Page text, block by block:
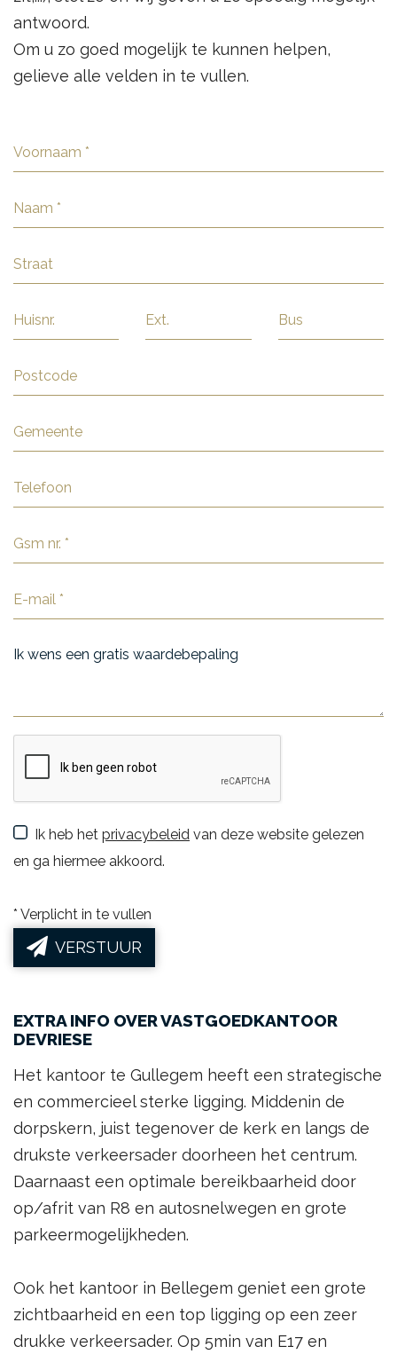
antwoord.
Om u zo goed mogelijk te kunnen helpen,
gelieve alle velden in te vullen.
Ik heb het privacybeleid van deze website gelezen
en ga hiermee akkoord.
* Verplicht in te vullen
VERSTUUR
EXTRA INFO OVER VASTGOEDKANTOOR
DEVRIESE
Het kantoor te Gullegem heeft een strategische
en commercieel sterke ligging. Middenin de
dorpskern, juist tegenover de kerk en langs de
drukste verkeersader doorheen het centrum.
Daarnaast een optimale bereikbaarheid door
op/afrit van R8 en autosnelwegen en grote
parkeermogelijkheden.
Ook het kantoor in Bellegem geniet een grote
zichtbaarheid en een top ligging op een zeer
drukke verkeersader. Op 5min van E17 en